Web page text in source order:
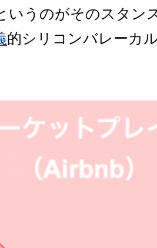
いうのがそのスタン
的シリコンバレーカ